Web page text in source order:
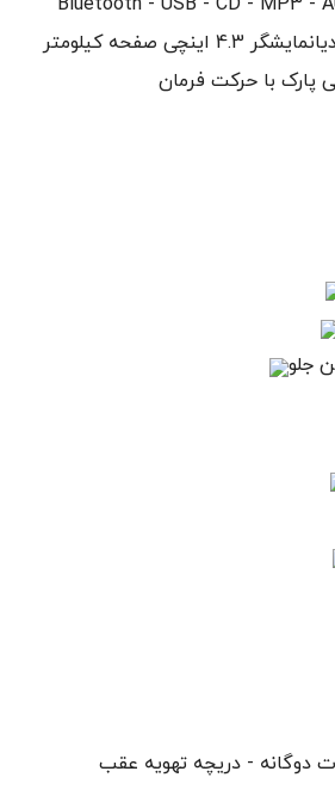
سایر ویژگی‌ مالتی مدیانمایشگر 4.3 اینچی صفحه کیلومتر
با حرکت فرمان
جلو
دوگانه - دریچه تهویه عقب